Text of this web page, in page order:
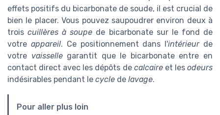
effets positifs du bicarbonate de soude, il est crucial de
bien le placer. Vous pouvez saupoudrer environ deux à
troiscuillères à soupe de bicarbonate sur le fond de
votre appareil. Ce positionnement dans l'intérieurde
votre vaissellegarantit que le bicarbonate entre en
contact direct avec les dépôts de calcaireet lesodeurs
indésirables pendant le cycle de lavage.
Pour aller plus loin